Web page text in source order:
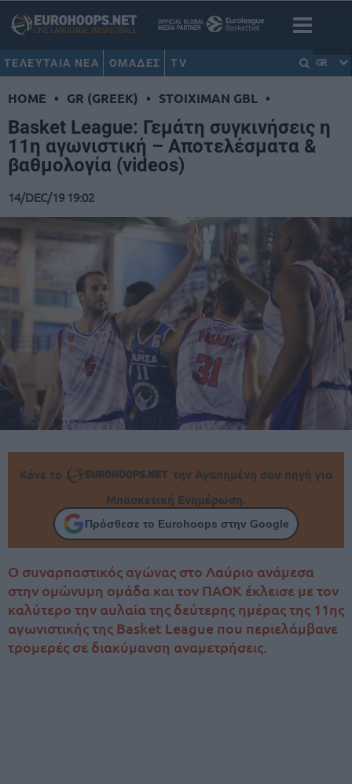
ΤΕΛΕΥΤΑΙΑ ΝΕΑ ΟΜΑΔΕΣ TV GR
HOME • GR (GREEK) • STOIXIMAN GBL •
Basket League: Γεμάτη συγκινήσεις η
11η αγωνιστική – Αποτελέσματα &
βαθμολογία (videos)
14/DEC/19 19:02
Κάνε το
την Αγαπημένη σου πηγή για
Μπασκετική Ενημέρωση.
Πρόσθεσε το Eurohoops στην Google
Ο συναρπαστικός αγώνας στο Λαύριο ανάμεσα
στην ομώνυμη ομάδα και τον ΠΑΟΚ έκλεισε με τον
καλύτερο την αυλαία της δεύτερης ημέρας της 11ης
αγωνιστικής της Basket League που περιελάμβανε
τρομερές σε διακύμανση αναμετρήσεις.